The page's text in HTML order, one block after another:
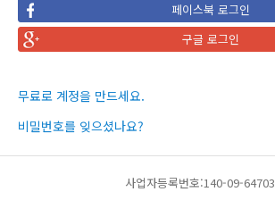
페이스북 로그인
구글 로그인
무료로 계정을 만드세요.
비밀번호를 잊으셨나요?
사업자등록번호:140-09-64703